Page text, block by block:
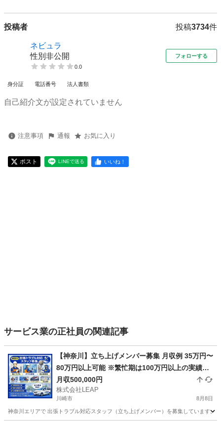
投稿者 投稿3734件
ネビュラ
性別非公開
0.0
フォローする
身分証 電話番号 法人書類
自己紹介文が設定されていません
注意事項 通報 お気に入り
ポスト LINEで送る いいね！
サービス業の正社員の関連記事
【神奈川】立ち上げメンバー募集 月収例 35万円〜
80万円以上可能 ※繁忙期は100万円以上の実績あ
り 月給25万円＋歩合 頑張り次第で高収入も可能
月収500,000円
株式会社LEAP
川崎市 8月8日
神奈川エリアで 出張トラブル対応スタッフ（立ち上げメンバー）を募集しています